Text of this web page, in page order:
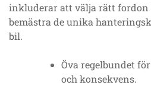
inkluderar att välja rätt fordon
bemästra de unika
bil.
Öva regelbundet
och konsekvens.